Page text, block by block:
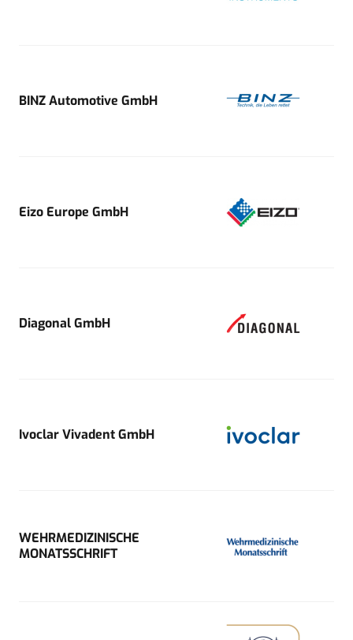
BINZ Automotive GmbH
Eizo Europe GmbH
Diagonal GmbH
Ivoclar Vivadent GmbH
WEHRMEDIZINISCHE
MONATSSCHRIFT